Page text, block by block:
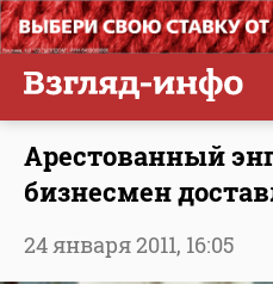
Арестованный
бизнесмен
24 января 2011, 16:05